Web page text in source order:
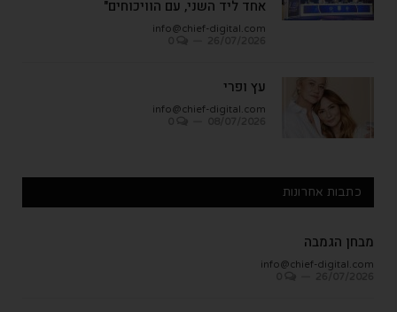
אחד ליד השני, עם הוויכוחים"
info@chief-digital.com
עץ ופרי
info@chief-digital.com
כתבות אחרונות
מבחן הגמבה
info@chief-digital.com